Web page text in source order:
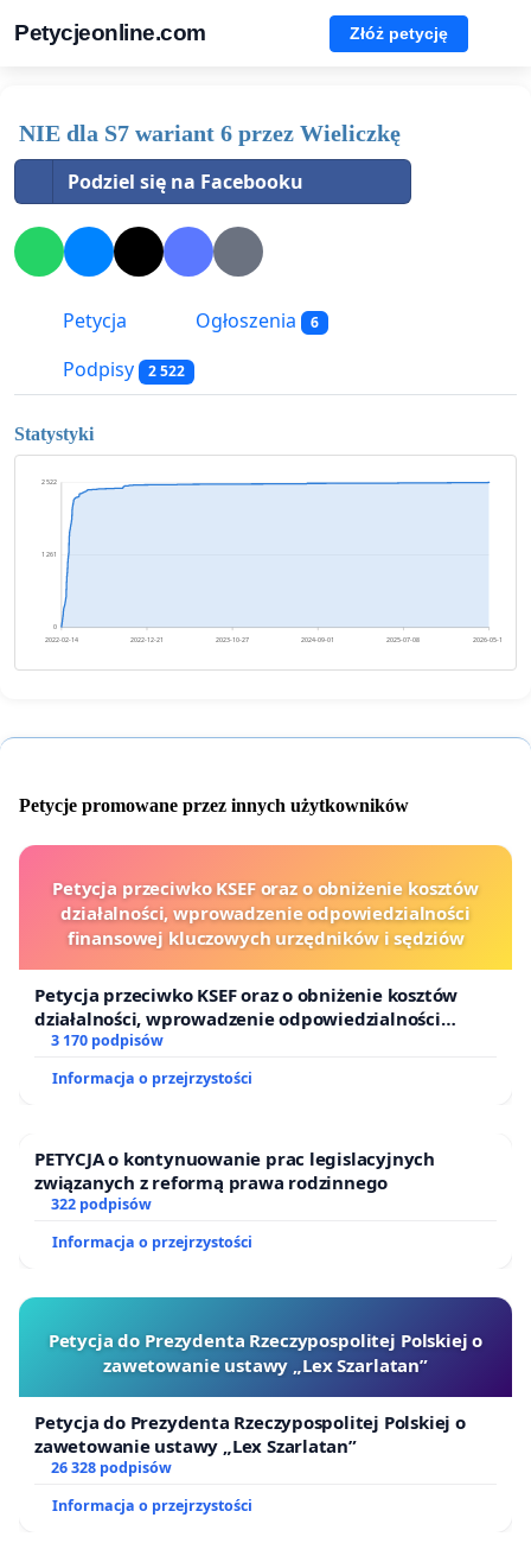
Petycjeonline.com Złóż petycję
NIE dla S7 wariant 6 przez Wieliczkę
Podziel się na Facebooku
Petycja Ogłoszenia 6
Podpisy 2 522
Statystyki
0
1 261
2 522
2022-02-14 2022-12-21 2023-10-27 2024-09-01 2025-07-08 2026-05-14
Petycje promowane przez innych użytkowników
Petycja przeciwko KSEF oraz o obniżenie kosztów
działalności, wprowadzenie odpowiedzialności
finansowej kluczowych urzędników i sędziów
Petycja przeciwko KSEF oraz o obniżenie kosztów
działalności, wprowadzenie odpowiedzialności
finansowej kluczowych urzędników i sędziów
3 170 podpisów
Informacja o przejrzystości
PETYCJA o kontynuowanie prac legislacyjnych
związanych z reformą prawa rodzinnego
322 podpisów
Informacja o przejrzystości
Petycja do Prezydenta Rzeczypospolitej Polskiej o
zawetowanie ustawy „Lex Szarlatan”
Petycja do Prezydenta Rzeczypospolitej Polskiej o
zawetowanie ustawy „Lex Szarlatan”
26 328 podpisów
Informacja o przejrzystości